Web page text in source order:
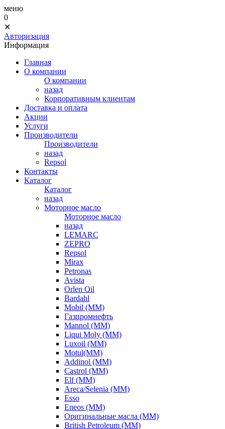
меню
0
✕
Авторизация
Информация
Главная
О компании
О компании
назад
Корпоративным клиентам
Доставка и оплата
Акции
Услуги
Производители
Производители
назад
Repsol
Контакты
Каталог
Каталог
назад
Моторное масло
Моторное масло
назад
LEMARC
ZEPRO
Repsol
Mirax
Petronas
Avista
Orlen Oil
Bardahl
Mobil (ММ)
Газпромнефть
Mannol (ММ)
Liqui Moly (ММ)
Luxoil (ММ)
Motul(ММ)
Addinol (ММ)
Castrol (ММ)
Elf (ММ)
Areca/Selenia (ММ)
Esso
Eneos (ММ)
Оригинальные масла (ММ)
British Petroleum (ММ)